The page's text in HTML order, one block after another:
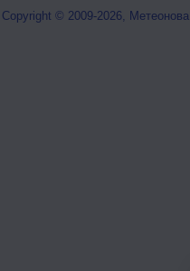
Copyright © 2009-2026, Метеонова